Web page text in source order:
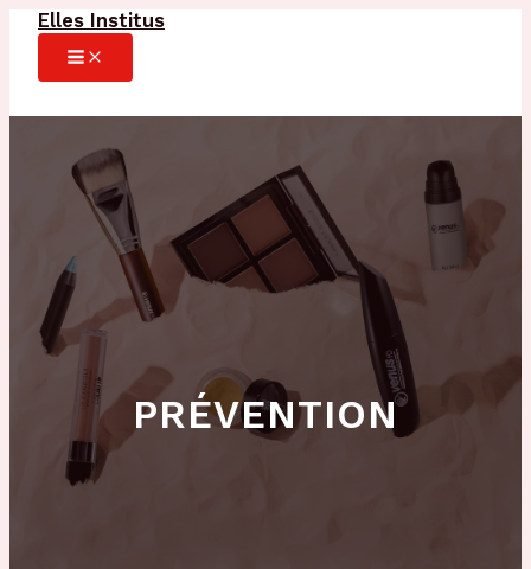
Aller
contenu
Elles Institus
MAIN
MENU
PRÉVENTION